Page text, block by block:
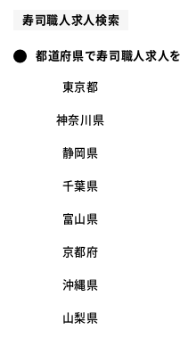
寿司職人求人検索
都道府県で寿司職人求人
東京都
神奈川県
静岡県
千葉県
富山県
京都府
沖縄県
山梨県